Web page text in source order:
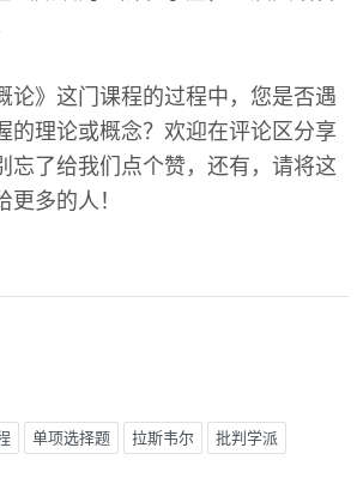
论》这门课程的过程中，您是否遇
的理论或概念？欢迎在评论区分享
忘了给我们点个赞，还有，请将这
多的人！
单项选择题 拉斯韦尔 批判学派